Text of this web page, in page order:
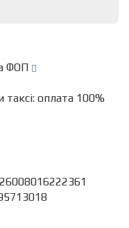
ФОП
оплата 100%